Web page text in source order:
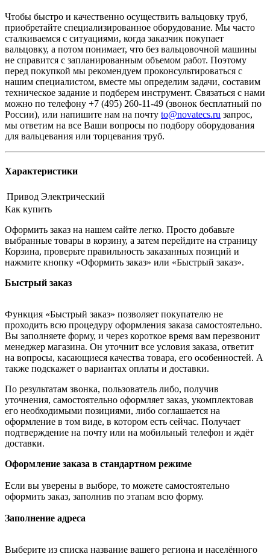
Чтобы быстро и качественно осуществить вальцовку труб,
приобретайте специализированное оборудование. Мы часто
сталкиваемся с ситуациями, когда заказчик покупает
вальцовку, а потом понимает, что без вальцовочной машины
не справится с запланированным объемом работ. Поэтому
перед покупкой мы рекомендуем проконсультироваться с
нашим специалистом, вместе мы определим задачи, составим
техническое задание и подберем инструмент. Связаться с нами
можно по телефону +7 (495) 260-11-49 (звонок бесплатный по
России), или напишите нам на почту to@novatecs.ru запрос,
мы ответим на все Ваши вопросы по подбору оборудования
для вальцевания или торцевания труб.
Характеристики
Привод Электрический
Как купить
Оформить заказ на нашем сайте легко. Просто добавьте
выбранные товары в корзину, а затем перейдите на страницу
Корзина, проверьте правильность заказанных позиций и
нажмите кнопку «Оформить заказ» или «Быстрый заказ».
Быстрый заказ
Функция «Быстрый заказ» позволяет покупателю не
проходить всю процедуру оформления заказа самостоятельно.
Вы заполняете форму, и через короткое время вам перезвонит
менеджер магазина. Он уточнит все условия заказа, ответит
на вопросы, касающиеся качества товара, его особенностей. А
также подскажет о вариантах оплаты и доставки.
По результатам звонка, пользователь либо, получив
уточнения, самостоятельно оформляет заказ, укомплектовав
его необходимыми позициями, либо соглашается на
оформление в том виде, в котором есть сейчас. Получает
подтверждение на почту или на мобильный телефон и ждёт
доставки.
Оформление заказа в стандартном режиме
Если вы уверены в выборе, то можете самостоятельно
оформить заказ, заполнив по этапам всю форму.
Заполнение адреса
Выберите из списка название вашего региона и населённого